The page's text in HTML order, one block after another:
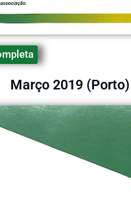
Março 2019 (Porto)